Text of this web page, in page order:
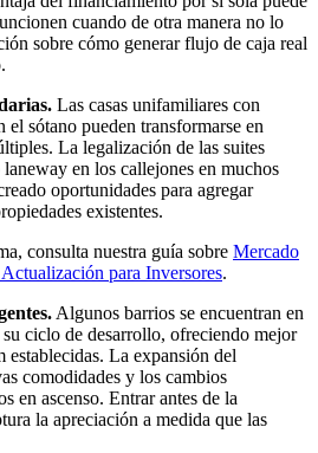
cuando de otra manera no lo
sobre cómo generar flujo de caja real
Las casas unifamiliares con
el sótano pueden transformarse en
La legalización de las suites
en los callejones en muchos
oportunidades para agregar
existentes.
consulta nuestra guía sobre Mercado
para Inversores.
Algunos barrios se encuentran en
su ciclo de desarrollo, ofreciendo mejor
establecidas. La expansión del
comodidades y los cambios
en ascenso. Entrar antes de la
la apreciación a medida que las